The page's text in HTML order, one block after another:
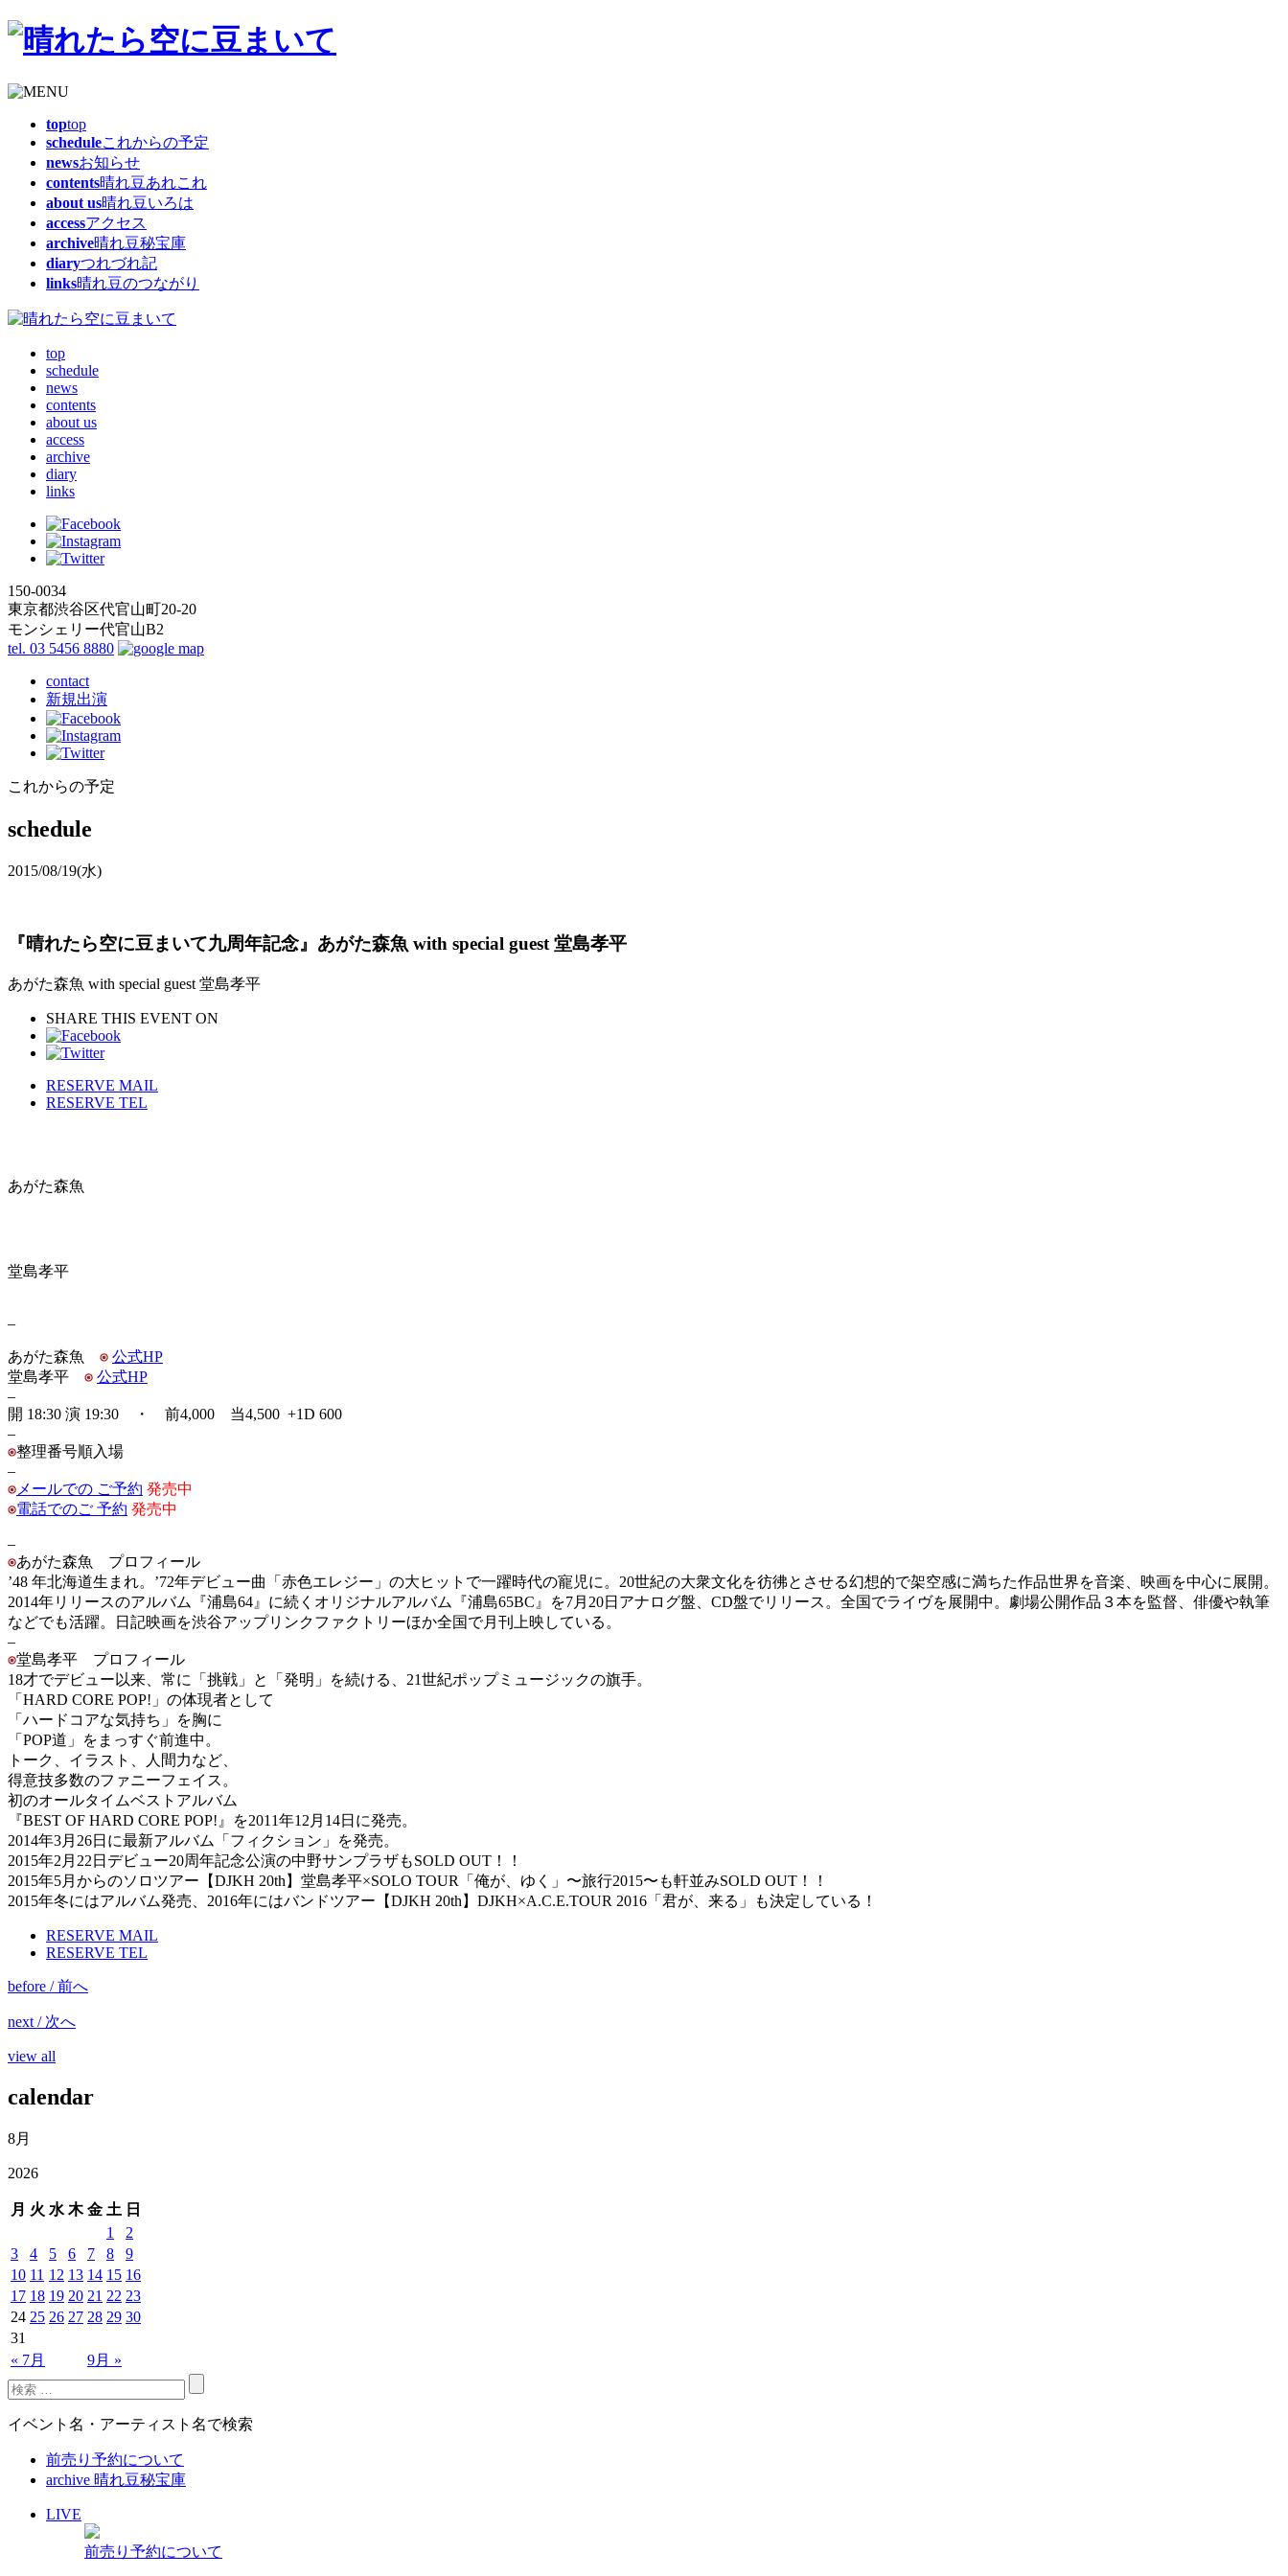
toptop
scheduleこれからの予定
newsお知らせ
contents晴れ豆あれこれ
about us晴れ豆いろは
accessアクセス
archive晴れ豆秘宝庫
diaryつれづれ記
links晴れ豆のつながり
top
schedule
news
contents
about us
access
archive
diary
links
150-0034
東京都渋谷区代官山町20-20
モンシェリー代官山B2
tel. 03 5456 8880
contact
新規出演
これからの予定
schedule
2015/08/19(水)
『晴れたら空に豆まいて九周年記念』あがた森魚 with special guest 堂島孝平
あがた森魚 with special guest 堂島孝平
SHARE THIS EVENT ON
RESERVE MAIL
RESERVE TEL
あがた森魚
堂島孝平
–
あがた森魚
公式HP
堂島孝平
公式HP
–
開 18:30 演 19:30 ・ 前4,000 当4,500 +1D 600
–
整理番号順入場
–
メールでの ご予約 発売中
電話でのご 予約 発売中
–
あがた森魚 プロフィール
’48 年北海道生まれ。’72年デビュー曲「赤色エレジー」の大ヒットで一躍時代の寵児に。20世紀の大衆文化を彷彿とさせる幻想的で架空感に満ちた作品世界を音楽、映画を中心に展開。
2014年リリースのアルバム『浦島64』に続くオリジナルアルバム『浦島65BC』を7月20日アナログ盤、CD盤でリリース。全国でライヴを展開中。劇場公開作品３本を監督、俳優や執筆
などでも活躍。日記映画を渋谷アップリンクファクトリーほか全国で月刊上映している。
–
堂島孝平 プロフィール
18才でデビュー以来、常に「挑戦」と「発明」を続ける、21世紀ポップミュージックの旗手。
「HARD CORE POP!」の体現者として
「ハードコアな気持ち」を胸に
「POP道」をまっすぐ前進中。
トーク、イラスト、人間力など、
得意技多数のファニーフェイス。
初のオールタイムベストアルバム
『BEST OF HARD CORE POP!』を2011年12月14日に発売。
2014年3月26日に最新アルバム「フィクション」を発売。
2015年2月22日デビュー20周年記念公演の中野サンプラザもSOLD OUT！！
2015年5月からのソロツアー【DJKH 20th】堂島孝平×SOLO TOUR「俺が、ゆく」〜旅行2015〜も軒並みSOLD OUT！！
2015年冬にはアルバム発売、2016年にはバンドツアー【DJKH 20th】DJKH×A.C.E.TOUR 2016「君が、来る」も決定している！
RESERVE MAIL
RESERVE TEL
before / 前へ
next / 次へ
view all
calendar
8月
2026
月 火 水 木 金 土 日
« 7月 9月 »
1
2
3
4 5 6 7 8
9
10 11 12 13 14 15 16
17 18 19 20 21 22 23
24 25 26 27 28 29 30
31
イベント名・アーティスト名で検索
前売り予約について
archive 晴れ豆秘宝庫
LIVE
前売り予約について